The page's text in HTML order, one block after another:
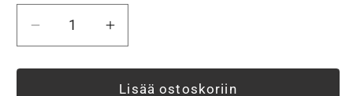
Vähennä
tuotteen
Teollisuusvalaisin
Lisää
tuotteen
Teollisuusvalaisin
Philips
Lisää ostoskoriin